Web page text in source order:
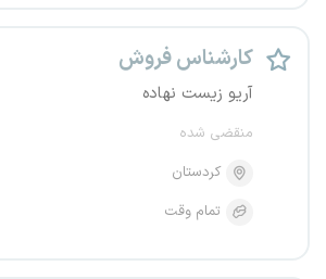
کارشناس فروش
آریو زیست نهاده
منقضی شده
کردستان
تمام وقت